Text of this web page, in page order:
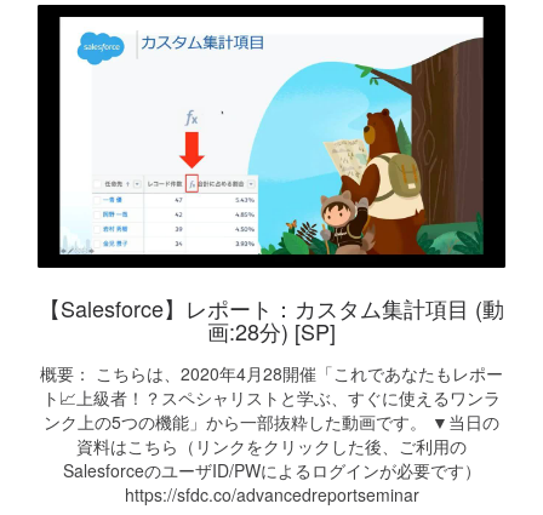
【Salesforce】レポート：カスタム集計項目 (動
画:28分) [SP]
概要： こちらは、2020年4月28開催「これであなたもレポー
ト📈上級者！？スペシャリストと学ぶ、すぐに使えるワンラ
ンク上の5つの機能」から一部抜粋した動画です。 ▼当日の
資料はこちら（リンクをクリックした後、ご利用の
SalesforceのユーザID/PWによるログインが必要です）
https://sfdc.co/advancedreportseminar